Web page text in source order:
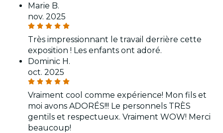
Marie B.
nov. 2025
Très impressionnant le travail derrière cette
exposition ! Les enfants ont adoré.
Dominic H.
oct. 2025
Vraiment cool comme expérience! Mon fils et
moi avons ADORÉS!!! Le personnels TRÈS
gentils et respectueux. Vraiment WOW! Merci
beaucoup!